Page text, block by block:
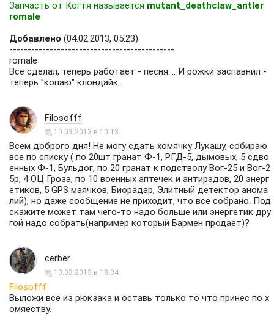
Запчасть от Когтя называется mutant_deathclaw_antler
romale
Добавлено (04.02.2013, 05:23)
---------------------------------------------
romale
Всё сделал, теперь работает - песня.... И рожки заспавнил -
теперь "копаю" клондайк.
Filosofff
10.03.2013 в 10:13
Всем доброго дня! Не могу сдать хомячку Лукашу, собираю
все по списку ( по 20шт гранат Ф-1, РГД-5, дымовых, 5 сдво
енных Ф-1, Бульдог, по 20 гранат к подстволу Вог-25 и Вог-2
5р, 4 ОЦ Гроза, по 10 военных аптечек и антирадов, 20 энерг
етиков, 5 GPS маячков, Биорадар, Элитный детектор анома
лий), но даже сообщение не приходит, что все собрано. Под
скажите может там чего-то надо больше или энергетик дру
гой надо собрать(например который Бармен продает)?
cerber
10.03.2013 в 18:04
Filosofff
Выложи все из рюкзака и оставь только то что принес по х
омяеству.